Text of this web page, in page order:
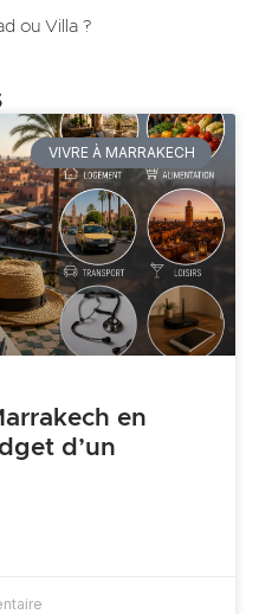
ou Villa ?
VIVRE À MARRAKECH
en
d’un